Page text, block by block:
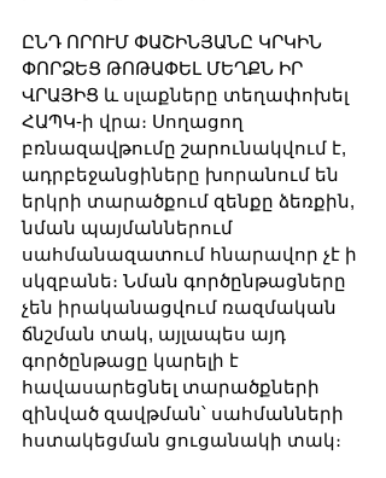
ԸՆԴ ՈՐՈՒՄ ՓԱՇԻՆՅԱՆԸ ԿՐԿԻՆ
ՓՈՐՁԵՑ ԹՈԹԱՓԵԼ ՄԵՂՔՆ ԻՐ
ՎՐԱՅԻՑ և սլաքները տեղափոխել
ՀԱՊԿ-ի վրա։ Սողացող
բռնազավթումը շարունակվում է,
ադրբեջանցիները խորանում են
երկրի տարածքում զենքը ձեռքին,
նման պայմաններում
սահմանազատում հնարավոր չէ ի
սկզբանե։ Նման գործընթացները
չեն իրականացվում ռազմական
ճնշման տակ, այլապես այդ
գործընթացը կարելի է
հավասարեցնել տարածքների
զինված զավթման՝ սահմանների
հստակեցման ցուցանակի տակ։